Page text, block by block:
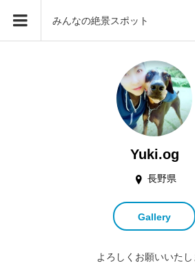
みんなの絶景スポット
Yuki.og
長野県
Gallery
よろしくお願いいたし